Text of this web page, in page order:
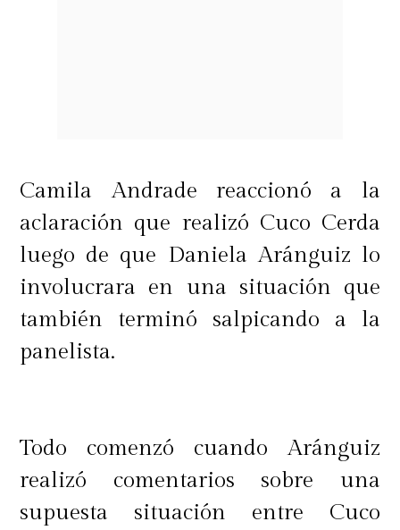
Camila Andrade reaccionó a la
aclaración que realizó Cuco Cerda
luego de que Daniela Aránguiz lo
involucrara en una situación que
también terminó salpicando a la
panelista.
Todo comenzó cuando Aránguiz
realizó comentarios sobre una
supuesta situación entre Cuco